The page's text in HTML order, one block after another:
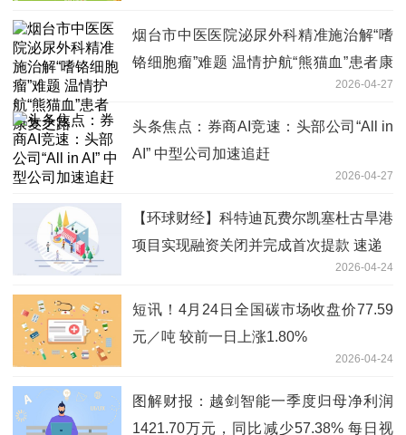
烟台市中医医院泌尿外科精准施治解“嗜
铬细胞瘤”难题 温情护航“熊猫血”患者康
2026-04-27
头条焦点：券商AI竞速：头部公司“All in
AI” 中型公司加速追赶
2026-04-27
【环球财经】科特迪瓦费尔凯塞杜古旱港
项目实现融资关闭并完成首次提款 速递
2026-04-24
短讯！4月24日全国碳市场收盘价77.59
元／吨 较前一日上涨1.80%
2026-04-24
图解财报：越剑智能一季度归母净利润
1421.70万元，同比减少57.38% 每日视